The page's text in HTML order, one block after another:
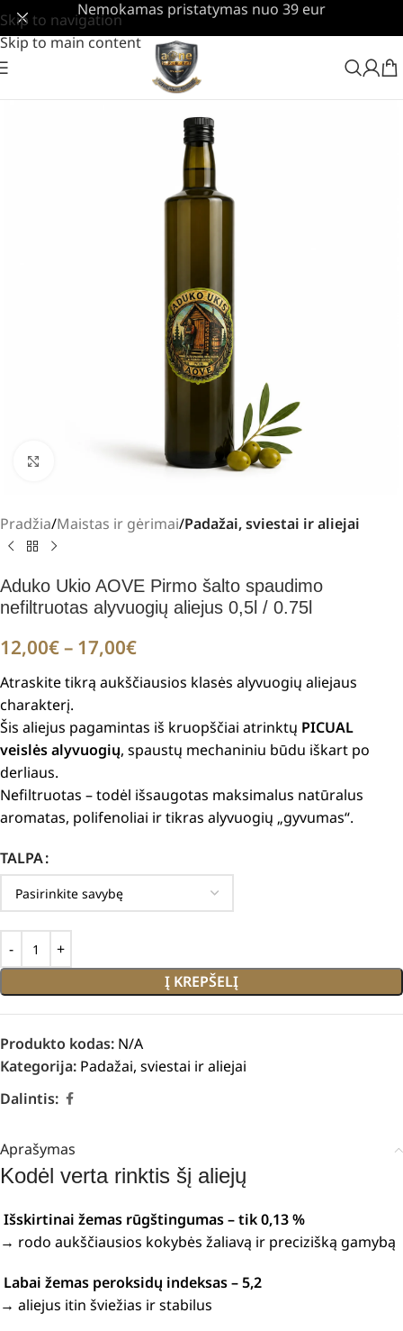
Skip to navigation
Skip to main content
Nemokamas pristatymas nuo 39 eur
Pradžia Maistas ir gėrimai Padažai, sviestai ir aliejai
Aduko Ukio AOVE Pirmo šalto spaudimo
nefiltruotas alyvuogių aliejus 0,5l / 0.75l
12,00€– 17,00€
Atraskite tikrą aukščiausios klasės alyvuogių aliejaus
charakterį.
Šis aliejus pagamintas iš kruopščiai atrinktų PICUAL
veislės alyvuogių, spaustų mechaniniu būdu iškart po
derliaus.
Nefiltruotas – todėl išsaugotas maksimalus natūralus
aromatas, polifenoliai ir tikras alyvuogių „gyvumas“.
TALPA
Į KREPŠELĮ
Produkto kodas: N/A
Kategorija: Padažai, sviestai ir aliejai
Dalintis:
Aprašymas
Kodėl verta rinktis šį aliejų
Išskirtinai žemas rūgštingumas – tik 0,13 %
→ rodo aukščiausios kokybės žaliavą ir precizišką gamybą
Labai žemas peroksidų indeksas – 5,2
→ aliejus itin šviežias ir stabilus